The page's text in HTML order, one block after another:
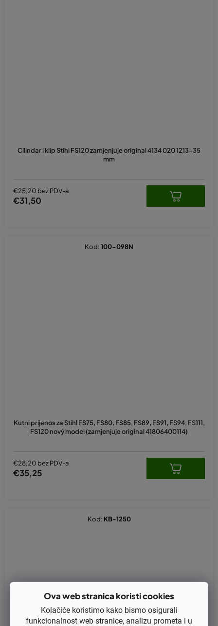
Ova web stranica koristi cookies
Kolačiće koristimo kako bismo osigurali
funkcionalnost web stranice, analizu prometa i u
Cilindar i klip Stihl FS120 zamjenjuje original 4134 020 1213­­-35
mm
€25,20 bez PDV-a
€31,50
Kutni prijenos za Stihl FS75, FS80, FS85, FS89, FS91, FS94, FS111,
FS120 nový model (zamjenjuje original 41806400114)
€28,20 bez PDV-a
€35,25
Kod:100-098N
Kod: KB-1250